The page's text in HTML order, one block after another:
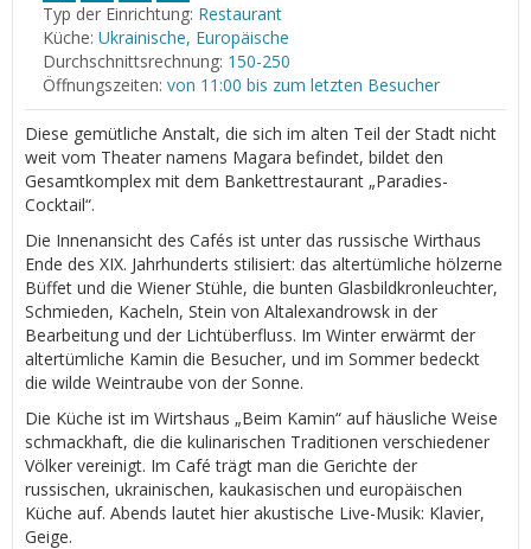
Typ der Einrichtung: Restaurant
Küche: Ukrainische, Europäische
Durchschnittsrechnung: 150-250
Öffnungszeiten: von 11:00 bis zum letzten Besucher
Diese gemütliche Anstalt, die sich im alten Teil der Stadt nicht
weit vom Theater namens Magara befindet, bildet den
Gesamtkomplex mit dem Bankettrestaurant „Paradies-
Cocktail“.
Die Innenansicht des Cafés ist unter das russische Wirthaus
Ende des XIX. Jahrhunderts stilisiert: das altertümliche hölzerne
Büffet und die Wiener Stühle, die bunten Glasbildkronleuchter,
Schmieden, Kacheln, Stein von Altalexandrowsk in der
Bearbeitung und der Lichtüberfluss. Im Winter erwärmt der
altertümliche Kamin die Besucher, und im Sommer bedeckt
die wilde Weintraube von der Sonne.
Die Küche ist im Wirtshaus „Beim Kamin“ auf häusliche Weise
schmackhaft, die die kulinarischen Traditionen verschiedener
Völker vereinigt. Im Café trägt man die Gerichte der
russischen, ukrainischen, kaukasischen und europäischen
Küche auf. Abends lautet hier akustische Live-Musik: Klavier,
Geige.